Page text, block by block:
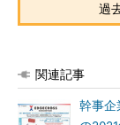
過
関連記事
幹事企